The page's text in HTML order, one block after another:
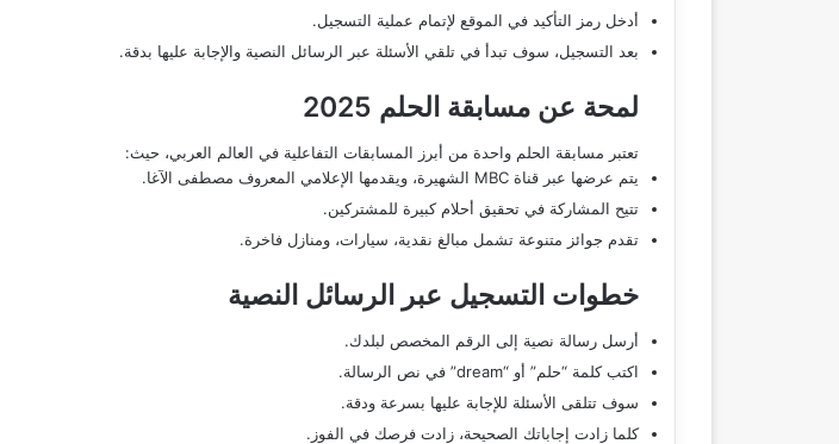
أدخل رمز التأكيد في الموقع لإتمام عملية التسجيل.
بعد التسجيل، سوف تبدأ في تلقي الأسئلة عبر الرسائل النصية والإجابة عليها بدقة.
لمحة عن مسابقة الحلم 2025
تعتبر مسابقة الحلم واحدة من أبرز المسابقات التفاعلية في العالم العربي، حيث:
يتم عرضها عبر قناة MBC الشهيرة، ويقدمها الإعلامي المعروف مصطفى الآغا.
تتيح المشاركة في تحقيق أحلام كبيرة للمشتركين.
تقدم جوائز متنوعة تشمل مبالغ نقدية، سيارات، ومنازل فاخرة.
خطوات التسجيل عبر الرسائل النصية
أرسل رسالة نصية إلى الرقم المخصص لبلدك.
اكتب كلمة “حلم” أو “dream” في نص الرسالة.
سوف تتلقى الأسئلة للإجابة عليها بسرعة ودقة.
كلما زادت إجاباتك الصحيحة، زادت فرصك في الفوز.